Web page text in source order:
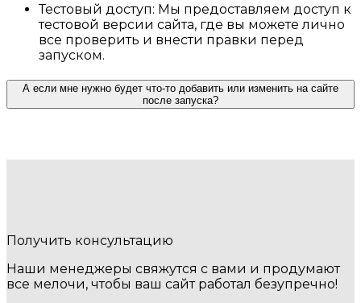
Тестовый доступ: Мы предоставляем доступ к
тестовой версии сайта, где вы можете лично
все проверить и внести правки перед
запуском.
А если мне нужно будет что-то добавить или изменить на сайте
после запуска?
Получить консультацию
Наши менеджеры свяжутся с вами и продумают
все мелочи, чтобы ваш сайт работал безупречно!